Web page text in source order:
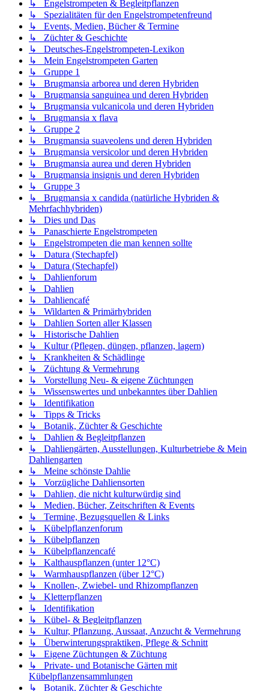
↳ Engelstrompeten & Begleitpflanzen
↳ Spezialitäten für den Engelstrompetenfreund
↳ Events, Medien, Bücher & Termine
↳ Züchter & Geschichte
↳ Deutsches-Engelstrompeten-Lexikon
↳ Mein Engelstrompeten Garten
↳ Gruppe 1
↳ Brugmansia arborea und deren Hybriden
↳ Brugmansia sanguinea und deren Hybriden
↳ Brugmansia vulcanicola und deren Hybriden
↳ Brugmansia x flava
↳ Gruppe 2
↳ Brugmansia suaveolens und deren Hybriden
↳ Brugmansia versicolor und deren Hybriden
↳ Brugmansia aurea und deren Hybriden
↳ Brugmansia insignis und deren Hybriden
↳ Gruppe 3
↳ Brugmansia x candida (natürliche Hybriden &
Mehrfachhybriden)
↳ Dies und Das
↳ Panaschierte Engelstrompeten
↳ Engelstrompeten die man kennen sollte
↳ Datura (Stechapfel)
↳ Datura (Stechapfel)
↳ Dahlienforum
↳ Dahlien
↳ Dahliencafé
↳ Wildarten & Primärhybriden
↳ Dahlien Sorten aller Klassen
↳ Historische Dahlien
↳ Kultur (Pflegen, düngen, pflanzen, lagern)
↳ Krankheiten & Schädlinge
↳ Züchtung & Vermehrung
↳ Vorstellung Neu- & eigene Züchtungen
↳ Wissenswertes und unbekanntes über Dahlien
↳ Identifikation
↳ Tipps & Tricks
↳ Botanik, Züchter & Geschichte
↳ Dahlien & Begleitpflanzen
↳ Dahliengärten, Ausstellungen, Kulturbetriebe & Mein
Dahliengarten
↳ Meine schönste Dahlie
↳ Vorzügliche Dahliensorten
↳ Dahlien, die nicht kulturwürdig sind
↳ Medien, Bücher, Zeitschriften & Events
↳ Termine, Bezugsquellen & Links
↳ Kübelpflanzenforum
↳ Kübelpflanzen
↳ Kübelpflanzencafé
↳ Kalthauspflanzen (unter 12°C)
↳ Warmhauspflanzen (über 12°C)
↳ Knollen-, Zwiebel- und Rhizompflanzen
↳ Kletterpflanzen
↳ Identifikation
↳ Kübel- & Begleitpflanzen
↳ Kultur, Pflanzung, Aussaat, Anzucht & Vermehrung
↳ Überwinterungspraktiken, Pflege & Schnitt
↳ Eigene Züchtungen & Züchtung
↳ Private- und Botanische Gärten mit
Kübelpflanzensammlungen
↳ Botanik, Züchter & Geschichte